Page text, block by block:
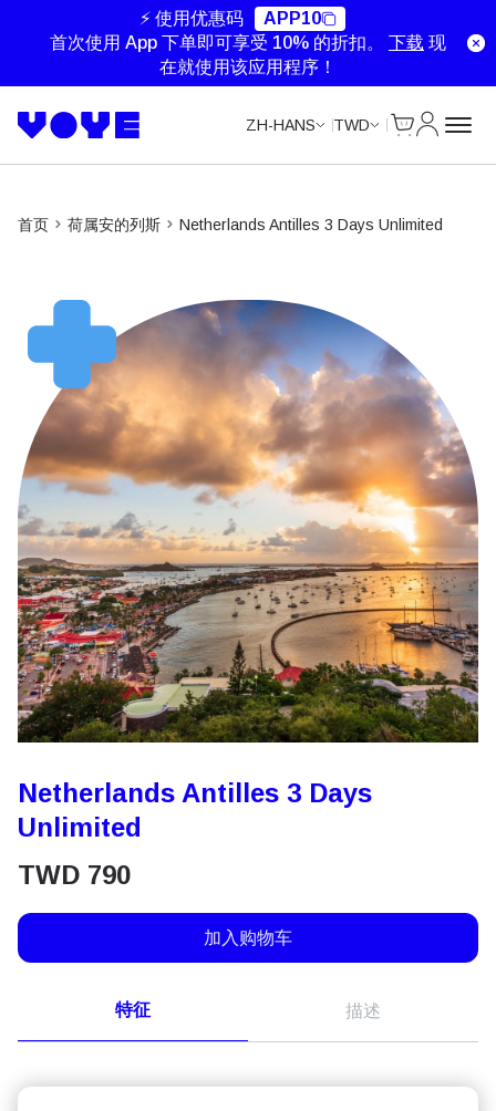
⚡ 使用优惠码
APP10
首次使用 App 下单即可享受 10% 的折扣。 下载 现
在就使用该应用程序！
ZH-HANS TWD
首页 荷属安的列斯 Netherlands Antilles 3 Days Unlimited
Netherlands Antilles 3 Days
Unlimited
TWD 790
加入购物车
特征 描述